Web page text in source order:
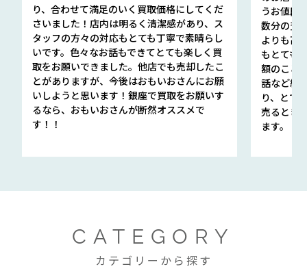
り、合わせて満足のいく買取価格にしてくだ
さいました！店内は明るく清潔感があり、ス
タッフの方々の対応もとても丁寧で素晴らし
いです。色々なお話もできてとても楽しく買
取をお願いできました。他店でも売却したこ
とがありますが、今後はおもいおさんにお願
いしようと思います！銀座で買取をお願いす
るなら、おもいおさんが断然オススメで
す！！
うお値段
数分の査
よりも高
もとても
額のこと
話など細
り、とて
売るとき
ます。
CATEGORY
カテゴリーから探す